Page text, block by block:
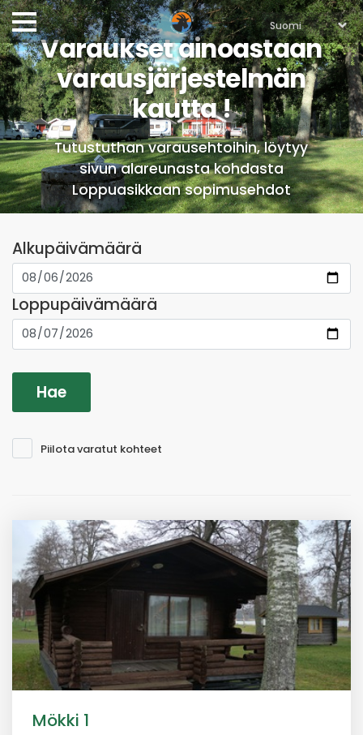
Varaukset ainoastaan
varausjärjestelmän
kautta !
Tutustuthan varausehtoihin, löytyy
sivun alareunasta kohdasta
Loppuasikkaan sopimusehdot
Alkupäivämäärä
Loppupäivämäärä
Piilota varatut kohteet
Mökki 1